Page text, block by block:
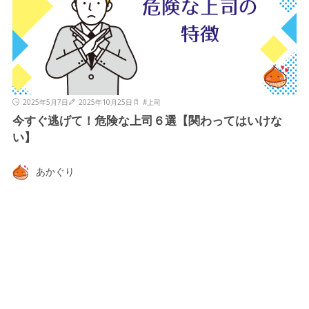
2025年5月7日 2025年10月25日 #上司
今すぐ逃げて！危険な上司６選【関わってはいけな
い】
あかぐり